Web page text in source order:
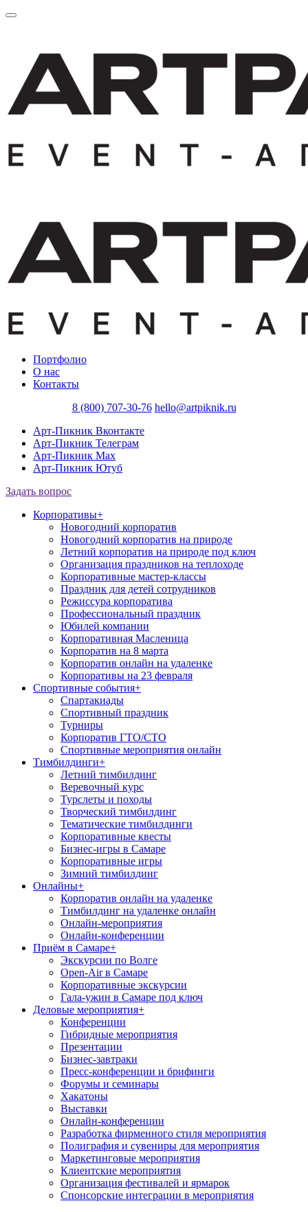
Портфолио
О нас
Контакты
8 (800) 707-30-76 hello@artpiknik.ru
Арт-Пикник Вконтакте
Арт-Пикник Телеграм
Арт-Пикник Max
Арт-Пикник Ютуб
Задать вопрос
Корпоративы+
Новогодний корпоратив
Новогодний корпоратив на природе
Летний корпоратив на природе под ключ
Организация праздников на теплоходе
Корпоративные мастер-классы
Праздник для детей сотрудников
Режиссура корпоратива
Профессиональный праздник
Юбилей компании
Корпоративная Масленица
Корпоратив на 8 марта
Корпоратив онлайн на удаленке
Корпоративы на 23 февраля
Спортивные события+
Спартакиады
Спортивный праздник
Турниры
Корпоратив ГТО/СТО
Спортивные мероприятия онлайн
Тимбилдинги+
Летний тимбилдинг
Веревочный курс
Турслеты и походы
Творческий тимбилдинг
Тематические тимбилдинги
Корпоративные квесты
Бизнес-игры в Самаре
Корпоративные игры
Зимний тимбилдинг
Онлайны+
Корпоратив онлайн на удаленке
Тимбилдинг на удаленке онлайн
Онлайн-мероприятия
Онлайн-конференции
Приём в Самаре+
Экскурсии по Волге
Open-Air в Самаре
Корпоративные экскурсии
Гала-ужин в Самаре под ключ
Деловые мероприятия+
Конференции
Гибридные мероприятия
Презентации
Бизнес-завтраки
Пресс-конференции и брифинги
Форумы и семинары
Хакатоны
Выставки
Онлайн-конференции
Разработка фирменного стиля мероприятия
Полиграфия и сувениры для мероприятия
Маркетинговые мероприятия
Клиентские мероприятия
Организация фестивалей и ярмарок
Спонсорские интеграции в мероприятия